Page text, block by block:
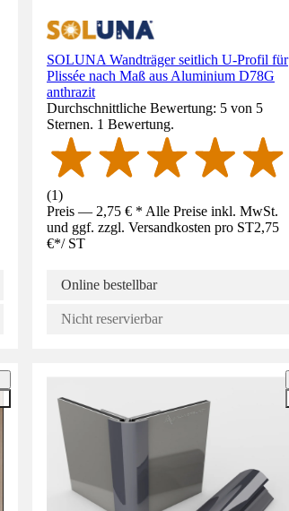
SOLUNA Wandträger seitlich U-Profil für
Plissée nach Maß aus Aluminium D78G
anthrazit
Durchschnittliche Bewertung: 5 von 5
Sternen. 1 Bewertung.
(1)
Preis — 2,75 € * Alle Preise inkl. MwSt.
und ggf. zzgl. Versandkosten pro ST2,75
€*/ ST
Online bestellbar
Nicht reservierbar